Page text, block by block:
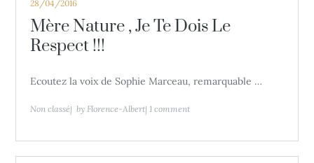
on
28/04/2016
Mère Nature , Je Te Dois Le
Respect !!!
Ecoutez la voix de Sophie Marceau, remarquable …
Non classé by Florence-Albert 1 comment